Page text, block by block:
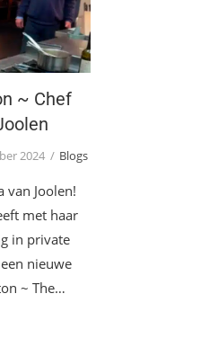
~ Chef
2024 Blogs
van Joolen!
met haar
in private
nieuwe
~ The…